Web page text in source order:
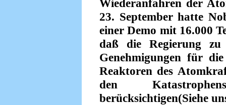
Wiederanfahren der
23. September hatte
einer Demo mit 16.000
daß die Regierung zu
Genehmigungen für
Reaktoren des
den
berücksichtigen(Siehe